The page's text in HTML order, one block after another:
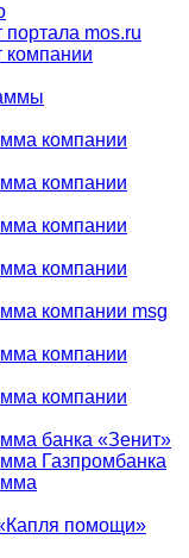
портала mos.ru
компании
компании
компании
компании
компании
компании msg
компании
компании
банка «Зенит»
Газпромбанка
помощи»